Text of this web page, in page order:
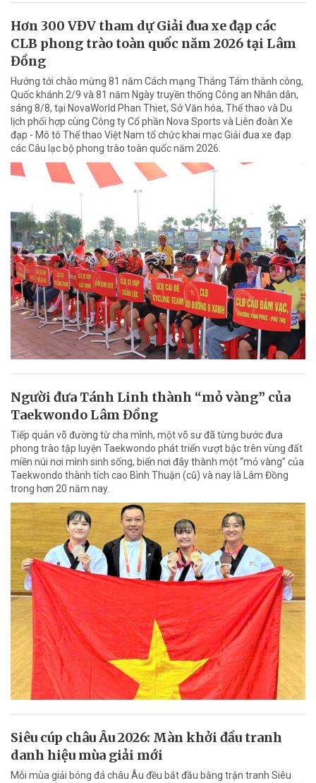
Hơn 300 VĐV tham dự Giải đua xe đạp các
CLB phong trào toàn quốc năm 2026 tại Lâm
Đồng
Hướng tới chào mừng 81 năm Cách mạng Tháng Tám thành công,
Quốc khánh 2/9 và 81 năm Ngày truyền thống Công an Nhân dân,
sáng 8/8, tại NovaWorld Phan Thiet, Sở Văn hóa, Thể thao và Du
lịch phối hợp cùng Công ty Cổ phần Nova Sports và Liên đoàn Xe
đạp - Mô tô Thể thao Việt Nam tổ chức khai mạc Giải đua xe đạp
các Câu lạc bộ phong trào toàn quốc năm 2026.
Người đưa Tánh Linh thành “mỏ vàng” của
Taekwondo Lâm Đồng
Tiếp quản võ đường từ cha mình, một võ sư đã từng bước đưa
phong trào tập luyện Taekwondo phát triển vượt bậc trên vùng đất
miền núi nơi mình sinh sống, biến nơi đây thành một “mỏ vàng” của
Taekwondo thành tích cao Bình Thuận (cũ) và nay là Lâm Đồng
trong hơn 20 năm nay.
Siêu cúp châu Âu 2026: Màn khởi đầu tranh
danh hiệu mùa giải mới
Mỗi mùa giải bóng đá châu Âu đều bắt đầu bằng trận tranh Siêu